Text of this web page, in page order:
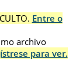
Entre o
archivo
para ver.